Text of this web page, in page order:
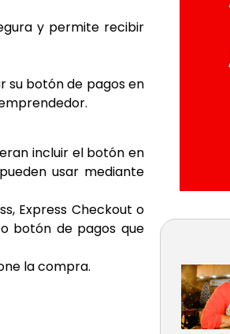
y permite recibir
su botón de pagos en
incluir el botón en
usar mediante
Express Checkout o
botón de pagos que
la compra.